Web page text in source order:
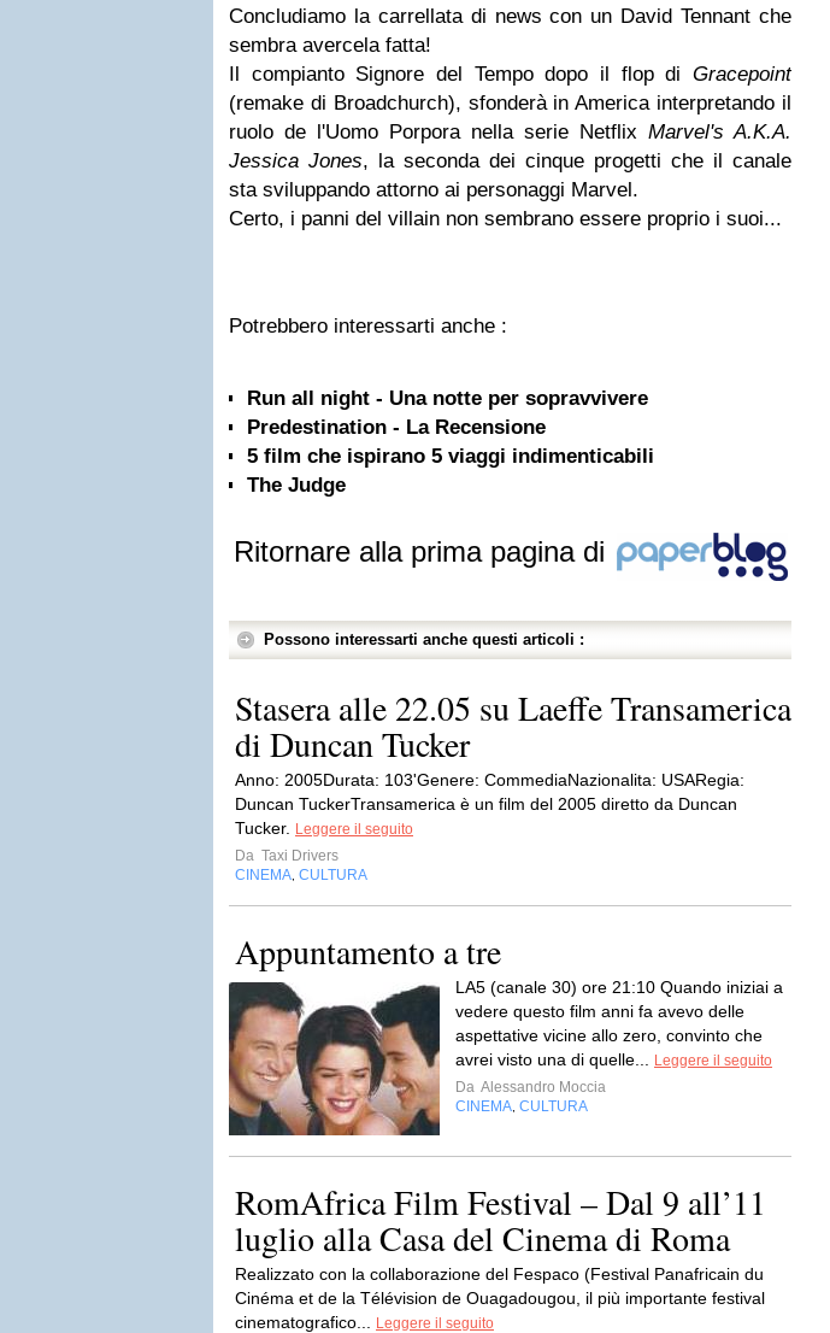
Concludiamo la carrellata di news con un David Tennant che
sembra avercela fatta!
Il compianto Signore del Tempo dopo il flop di Gracepoint
(remake di Broadchurch), sfonderà in America interpretando il
ruolo de l'Uomo Porpora nella serie Netflix Marvel's A.K.A.
Jessica Jones, la seconda dei cinque progetti che il canale
sta sviluppando attorno ai personaggi Marvel.
Certo, i panni del villain non sembrano essere proprio i suoi...
Potrebbero interessarti anche :
Run all night - Una notte per sopravvivere
Predestination - La Recensione
5 film che ispirano 5 viaggi indimenticabili
The Judge
Ritornare alla prima pagina di
Possono interessarti anche questi articoli :
Stasera alle 22.05 su Laeffe Transamerica
di Duncan Tucker
Anno: 2005Durata: 103'Genere: CommediaNazionalita: USARegia:
Duncan TuckerTransamerica è un film del 2005 diretto da Duncan
Tucker.
Leggere il seguito
Da Taxi Drivers
CINEMA CULTURA
Appuntamento a tre
LA5 (canale 30) ore 21:10 Quando iniziai a
vedere questo film anni fa avevo delle
aspettative vicine allo zero, convinto che
avrei visto una di quelle...
Leggere il seguito
Da Alessandro Moccia
CINEMA CULTURA
RomAfrica Film Festival – Dal 9 all’11
luglio alla Casa del Cinema di Roma
Realizzato con la collaborazione del Fespaco (Festival Panafricain du
Cinéma et de la Télévision de Ouagadougou, il più importante festival
cinematografico...
Leggere il seguito